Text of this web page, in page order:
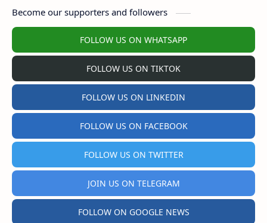
Become our supporters and followers
FOLLOW US ON WHATSAPP
FOLLOW US ON TIKTOK
FOLLOW US ON LINKEDIN
FOLLOW US ON FACEBOOK
FOLLOW US ON TWITTER
JOIN US ON TELEGRAM
FOLLOW ON GOOGLE NEWS